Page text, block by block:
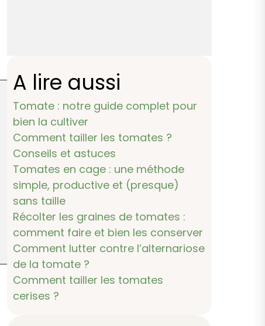
A lire aussi
Tomate : notre guide complet pour
bien la cultiver
Comment tailler les tomates ?
Conseils et astuces
Tomates en cage : une méthode
simple, productive et (presque)
sans taille
Récolter les graines de tomates :
comment faire et bien les conserver
Comment lutter contre l’alternariose
de la tomate ?
Comment tailler les tomates
cerises ?